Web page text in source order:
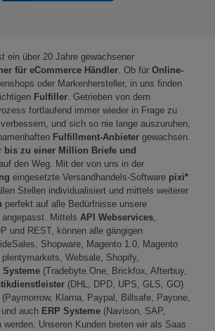
ein über 20 Jahre gewachsener
für eCommerce Händler. Ob für Online-
oder Markenhersteller, in uns finden
Fulfiller. Getrieben von dem
fortlaufend immer wieder in Frage zu
und sich so nie lange auszuruhen,
Fulfillment-Anbieter gewachsen.
bis zu einer Million Briefe und
den Weg. Mit der von uns in der
eingesetzte Versandhandels-Software pixi*
Stellen individualisiert und mittels weiterer
perfekt auf alle Bedürfnisse unsere
angepasst. Mittels API Webservices,
und REST, können alle gängigen
Shopware, Magento 1.0, Magento
Websale, Shopify,
Systeme (Tradebyte.One, Brickfox, Afterbuy,
(DHL, DPD, UPS, GLS, GO)
(Paymorrow, Klarna, Paypal, Billsafe, Payone,
auch ERP Systeme (Navison, SAP,
werden. Unseren Kunden bieten wir als Saas